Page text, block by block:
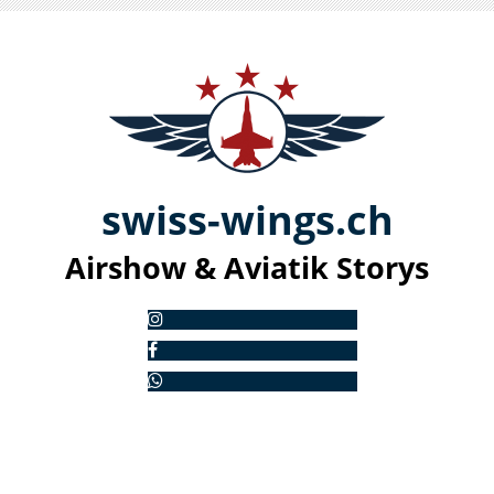
swiss-wings.ch
Airshow & Aviatik Storys